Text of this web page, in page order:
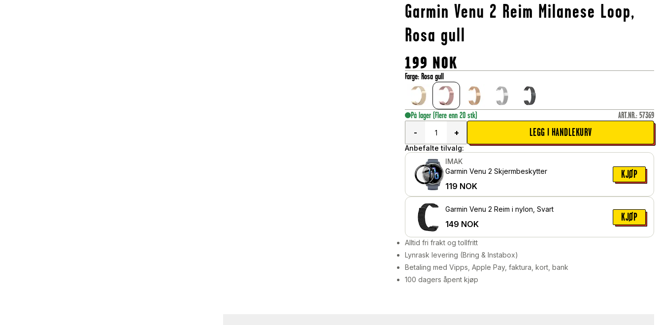
Garmin Venu 2 Reim Milanese Loop,
Rosa gull
199 NOK
Farge: Rosa gull
På lager (Flere enn 20 stk) ART.NR.: 57369
-
+ LEGG I HANDLEKURV
Anbefalte tilvalg:
IMAK
Garmin Venu 2 Skjermbeskytter
119 NOK
KJØP
Garmin Venu 2 Reim i nylon, Svart
149 NOK
KJØP
Alltid fri frakt og tollfritt
Lynrask levering (Bring & Instabox)
Betaling med Vipps, Apple Pay, faktura, kort, bank
100 dagers åpent kjøp